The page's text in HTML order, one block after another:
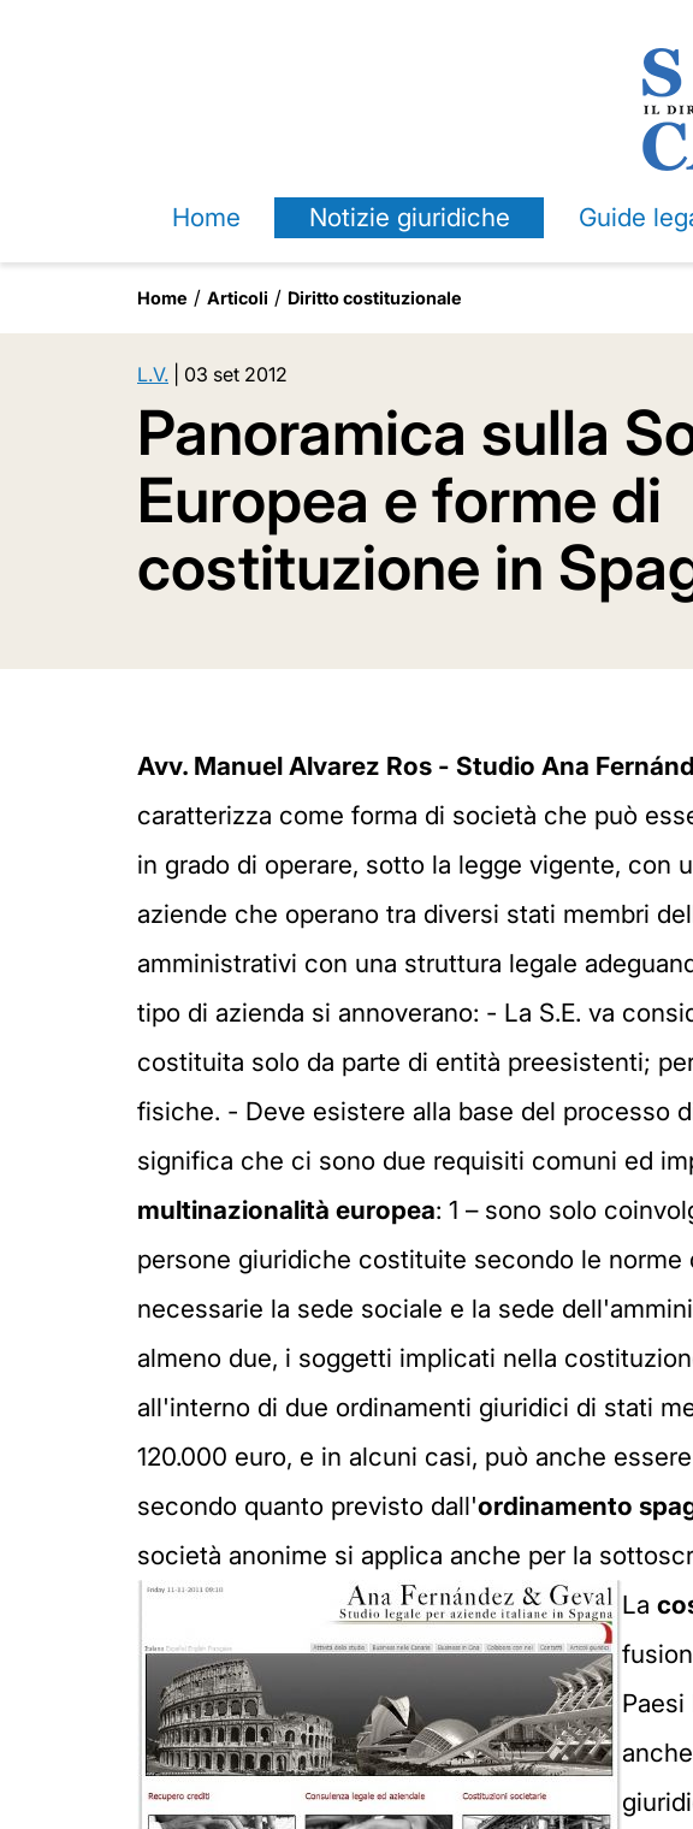
Home Notizie giuridiche Guide
Home Articoli Diritto costituzionale
L.V. 03 set 2012
Panoramica sulla
Europea e forme di
costituzione in
Avv. Manuel Alvarez Ros - Studio Ana
caratterizza come forma di società che può
in grado di operare, sotto la legge vigente, con
aziende che operano tra diversi stati membri
amministrativi con una struttura legale
tipo di azienda si annoverano: - La S.E. va
costituita solo da parte di entità preesistenti;
fisiche. - Deve esistere alla base del processo
significa che ci sono due requisiti comuni ed
multinazionalità europea: 1 – sono solo
persone giuridiche costituite secondo le
necessarie la sede sociale e la sede
almeno due, i soggetti implicati nella
all'interno di due ordinamenti giuridici di stati
120.000 euro, e in alcuni casi, può anche
secondo quanto previsto dall'ordinamento
società anonime si applica anche per la
La